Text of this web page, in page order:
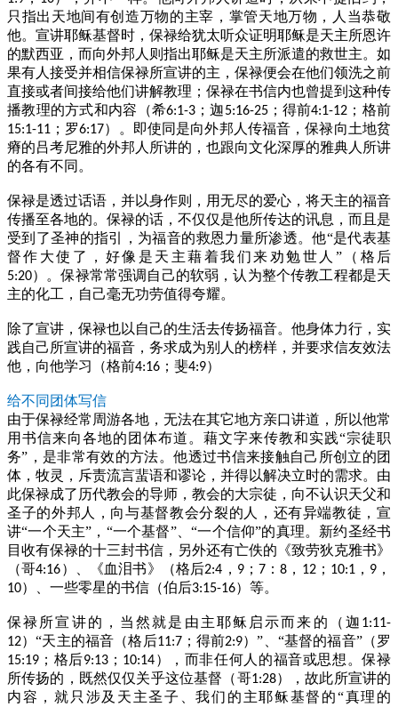
只指出天地间有创造万物的主宰，掌管天地万物，人当恭敬
他。宣讲耶稣基督时，保禄给犹太听众证明耶稣是天主所恩许
的默西亚，而向外邦人则指出耶稣是天主所派遣的救世主。如
果有人接受并相信保禄所宣讲的主，保禄便会在他们领洗之前
直接或者间接给他们讲解教理；保禄在书信内也曾提到这种传
播教理的方式和内容（希6:1-3 ；迦5:16-25；得前4:1-12 ；格前
15:1-11 ；罗6:17）。即使同是向外邦人传福音，保禄向土地贫
瘠的吕考尼雅的外邦人所讲的，也跟向文化深厚的雅典人所讲
的各有不同。
保禄是透过话语，并以身作则，用无尽的爱心，将天主的福音
传播至各地的。保禄的话，不仅仅是他所传达的讯息，而且是
受到了圣神的指引，为福音的救恩力量所渗透。他“是代表基
督作大使了，好像是天主藉着我们来劝勉世人”（格后
5:20）。保禄常常强调自己的软弱，认为整个传教工程都是天
主的化工，自己毫无功劳值得夸耀。
除了宣讲，保禄也以自己的生活去传扬福音。他身体力行，实
践自己所宣讲的福音，务求成为别人的榜样，并要求信友效法
他，向他学习（格前4:16 ；斐4:9）
给不同团体写信
由于保禄经常周游各地，无法在其它地方亲口讲道，所以他常
用书信来向各地的团体布道。藉文字来传教和实践“宗徒职
务”，是非常有效的方法。他透过书信来接触自己所创立的团
体，牧灵，斥责流言蜚语和谬论，并得以解决立时的需求。由
此保禄成了历代教会的导师，教会的大宗徒，向不认识天父和
圣子的外邦人，向与基督教会分裂的人，还有异端教徒，宣
讲“一个天主”，“一个基督”、“一个信仰”的真理。新约圣经书
目收有保禄的十三封书信，另外还有亡佚的《致劳狄克雅书》
（哥4:16）、《血泪书》（格后2:4 ， 9； 7：8 ， 12； 10:1 ， 9，
10）、一些零星的书信（伯后3:15-16）等。
保禄所宣讲的，当然就是由主耶稣启示而来的（迦 1:11-
12）“天主的福音（格后11:7；得前2:9）”、“基督的福音”（罗
15:19 ；格后9:13； 10:14），而非任何人的福音或思想。保禄
所传扬的，既然仅仅关乎这位基督（哥1:28），故此所宣讲的
内容，就只涉及天主圣子、我们的主耶稣基督的“真理的